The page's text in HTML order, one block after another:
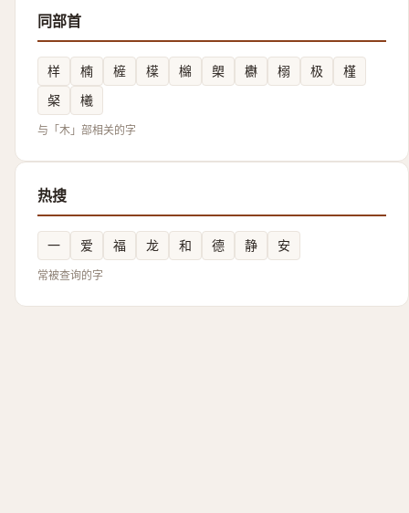
同部首
样 楠 㯆 㯣 檰 㮾 欁 榒 极
槿
梷
㰕
与「木」部相关的字
热搜
一 爱 福 龙 和 德 静 安
常被查询的字